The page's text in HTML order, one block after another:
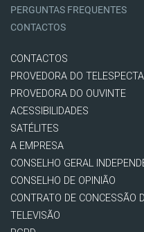
PERGUNTAS FREQUENTES
CONTACTOS
CONTACTOS
PROVEDORA DO
PROVEDORA DO OUVINTE
ACESSIBILIDADES
SATÉLITES
A EMPRESA
CONSELHO GERAL
CONSELHO DE OPINIÃO
CONTRATO DE CONCESSÃO
TELEVISÃO